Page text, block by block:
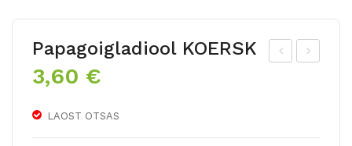
dio
ol
Papagoigladiool KOERSK
3,60 €
LAOST OTSAS